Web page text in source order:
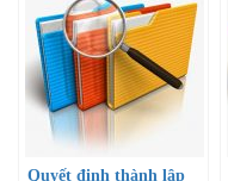
Quyết định thành lập